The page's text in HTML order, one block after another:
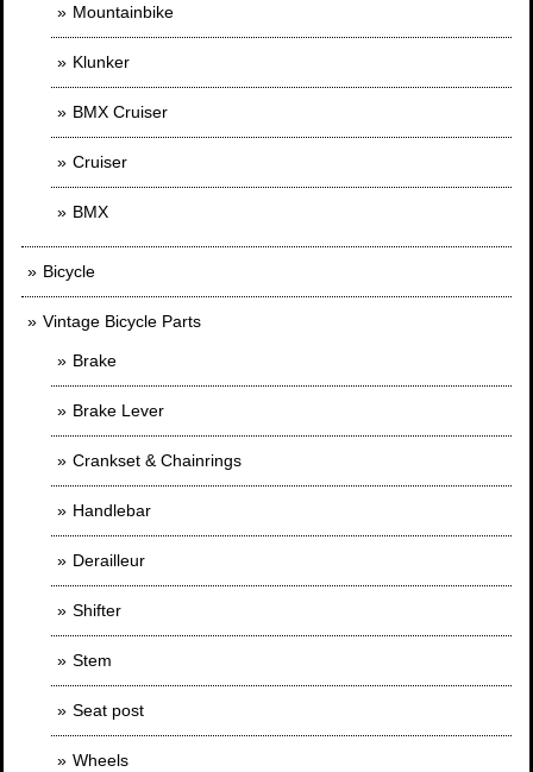
Mountainbike
Klunker
BMX Cruiser
Cruiser
BMX
Bicycle
Vintage Bicycle Parts
Brake
Brake Lever
Crankset & Chainrings
Handlebar
Derailleur
Shifter
Stem
Seat post
Wheels